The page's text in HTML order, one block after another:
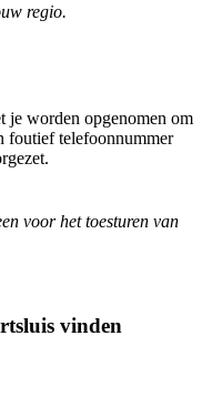
regio.
je worden opgenomen om
foutief telefoonnummer
voor het toesturen van
vinden